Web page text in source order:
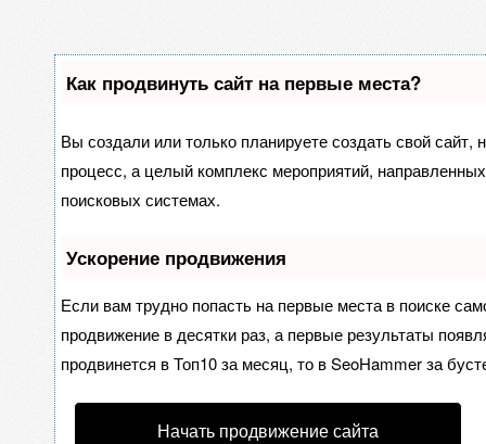
Как продвинуть сайт на первые места?
Вы создали или только планируете создать свой сайт,
процесс, а целый комплекс мероприятий,
поисковых системах.
Ускорение продвижения
Если вам трудно попасть на первые места в поиске
продвижение в десятки раз, а первые результаты
продвинется в Топ10 за месяц, то вSeoHammerза
Начать продвижение сайта